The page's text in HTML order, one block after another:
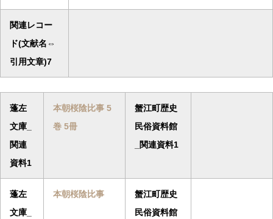
関連レコー
ド(文献名⇔
引用文章)7
蓬左
文庫_
関連
資料1
本朝桜陰比事 5
巻 5冊
蟹江町歴史
民俗資料館
_関連資料1
蓬左
文庫_
本朝桜陰比事
蟹江町歴史
民俗資料館